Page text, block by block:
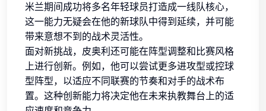
米兰期间成功将多名年轻球员打造成一线队核心，
这一能力无疑会在他的新球队中得到延续，并可能
带来意想不到的战术灵活性。
面对新挑战，皮奥利还可能在阵型调整和比赛风格
上进行创新。例如，他可以尝试更多进攻型或控球
型阵型，以适应不同联赛的节奏和对手的战术布
置。这种创新能力将决定他在未来执教舞台上的适